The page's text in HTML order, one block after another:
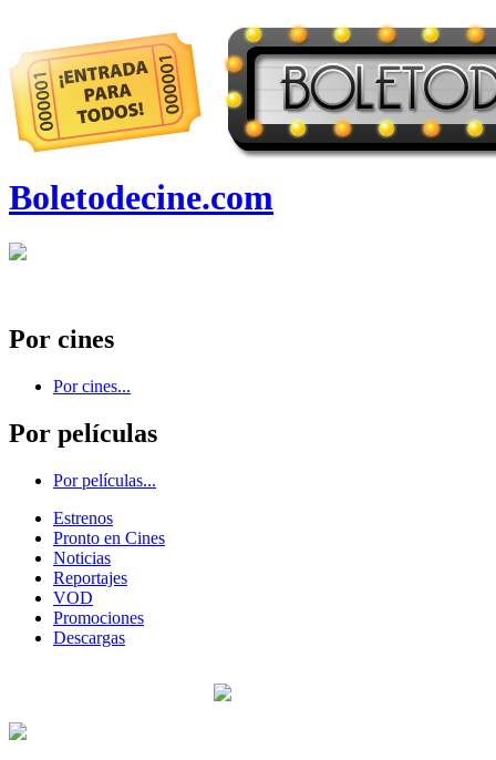
Boletodecine.com
Por cines
Por cines...
Por películas
Por películas...
Estrenos
Pronto en Cines
Noticias
Reportajes
VOD
Promociones
Descargas